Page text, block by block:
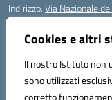
Cookies e altri
Il nostro Istituto non
sono utilizzati
corretto
Indirizzo:Via Nazionale
Centralino:
Email:
Codice fiscale:
Codice meccanografico: